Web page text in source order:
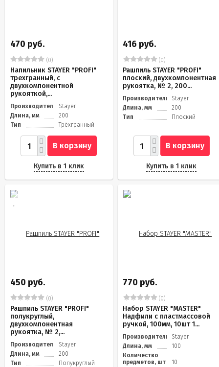
470 руб.
(0)
Напильник STAYER "PROFI"
трехгранный, с
двухкомпонентной
рукояткой,...
Производитель
Stayer
Длина, мм
200
Тип
Трёхгранный
В корзину
Купить в 1 клик
416 руб.
(0)
Рашпиль STAYER "PROFI"
плоский, двухкомпонентная
рукоятка, № 2, 200...
Производитель
Stayer
Длина, мм
200
Тип
Плоский
В корзину
Купить в 1 клик
450 руб.
(0)
Рашпиль STAYER "PROFI"
полукруглый,
двухкомпонентная
рукоятка, № 2,...
Производитель
Stayer
Длина, мм
200
Тип
Полукруглый
770 руб.
(0)
Набор STAYER "MASTER"
Надфили с пластмассовой
ручкой, 100мм, 10шт 1...
Производитель
Stayer
Длина, мм
100
Количество
предметов, шт
10